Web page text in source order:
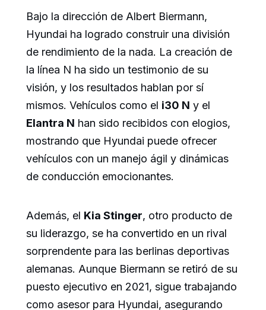
Bajo la dirección de Albert Biermann,
Hyundai ha logrado construir una división
de rendimiento de la nada. La creación de
la línea N ha sido un testimonio de su
visión, y los resultados hablan por sí
mismos. Vehículos como el i30 N y el
Elantra N han sido recibidos con elogios,
mostrando que Hyundai puede ofrecer
vehículos con un manejo ágil y dinámicas
de conducción emocionantes.
Además, el Kia Stinger, otro producto de
su liderazgo, se ha convertido en un rival
sorprendente para las berlinas deportivas
alemanas. Aunque Biermann se retiró de su
puesto ejecutivo en 2021, sigue trabajando
como asesor para Hyundai, asegurando